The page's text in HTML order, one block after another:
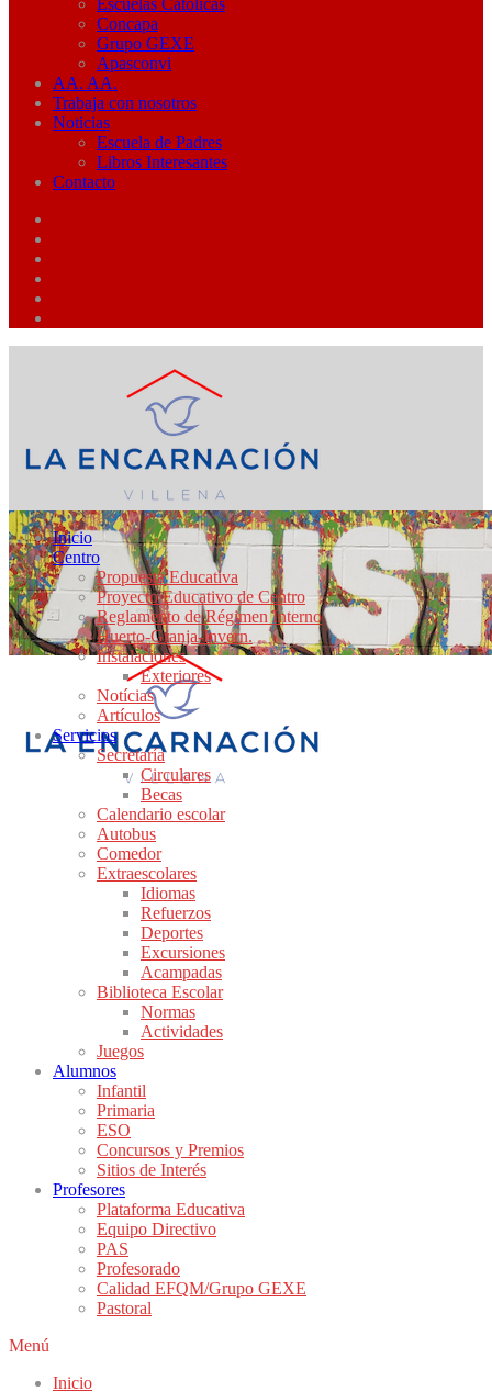
Escuelas Católicas
Concapa
Grupo GEXE
Apasconvi
AA. AA.
Trabaja con nosotros
Noticias
Escuela de Padres
Libros Interesantes
Contacto
Inicio
Centro
Propuesta Educativa
Proyecto Educativo de Centro
Reglamento de Régimen Interno
Huerto-Granja-Invern.
Instalaciones
Exteriores
Notícias
Artículos
Servicios
Secretaría
Circulares
Becas
Calendario escolar
Autobus
Comedor
Extraescolares
Idiomas
Refuerzos
Deportes
Excursiones
Acampadas
Biblioteca Escolar
Normas
Actividades
Juegos
Alumnos
Infantil
Primaria
ESO
Concursos y Premios
Sitios de Interés
Profesores
Plataforma Educativa
Equipo Directivo
PAS
Profesorado
Calidad EFQM/Grupo GEXE
Pastoral
Menú
Inicio